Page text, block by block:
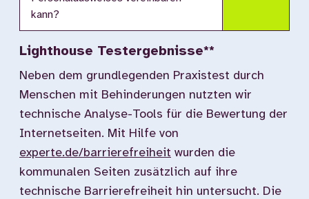
kann?
Lighthouse Testergebnisse**
Neben dem grundlegenden Praxistest durch
Menschen mit Behinderungen nutzten wir
technische Analyse-Tools für die Bewertung der
Internetseiten. Mit Hilfe von
experte.de/barrierefreiheit wurden die
kommunalen Seiten zusätzlich auf ihre
technische Barrierefreiheit hin untersucht. Die